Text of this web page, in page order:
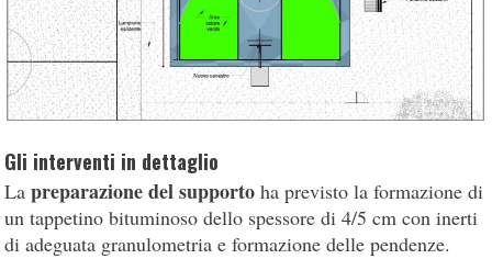
Gli interventi in dettaglio
Lapreparazione del supporto ha previsto la formazione di
un tappetino bituminoso dello spessore di 4/5 cm con inerti
di adeguata granulometria e formazione delle pendenze.